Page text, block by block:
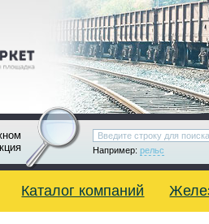
Например: рельс
Каталог компаний